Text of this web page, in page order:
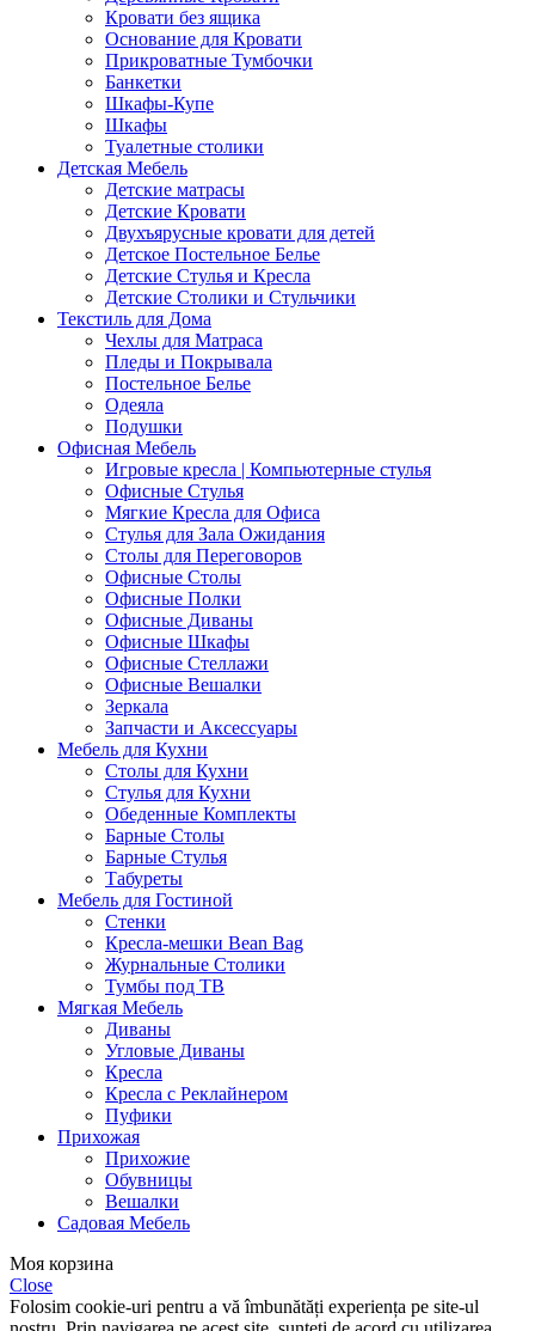
Кровати без ящика
Основание для Кровати
Прикроватные Тумбочки
Банкетки
Шкафы-Купе
Шкафы
Туалетные столики
Детская Мебель
Детские матрасы
Детские Кровати
Двухъярусные кровати для детей
Детское Постельное Белье
Детские Стулья и Кресла
Детские Столики и Стульчики
Текстиль для Дома
Чехлы для Матраса
Пледы и Покрывала
Постельное Белье
Одеяла
Подушки
Офисная Мебель
Игровые кресла | Компьютерные стулья
Офисные Стулья
Мягкие Кресла для Офиса
Стулья для Зала Ожидания
Столы для Переговоров
Офисные Столы
Офисные Полки
Офисные Диваны
Офисные Шкафы
Офисные Стеллажи
Офисные Вешалки
Зеркала
Запчасти и Аксессуары
Мебель для Кухни
Столы для Кухни
Стулья для Кухни
Обеденные Комплекты
Барные Столы
Барные Стулья
Табуреты
Мебель для Гостиной
Стенки
Кресла-мешки Bean Bag
Журнальные Столики
Тумбы под ТВ
Мягкая Мебель
Диваны
Угловые Диваны
Кресла
Кресла с Реклайнером
Пуфики
Прихожая
Прихожие
Обувницы
Вешалки
Садовая Мебель
Моя корзина
Close
Folosim cookie-uri pentru a vă îmbunătăți experiența pe site-ul